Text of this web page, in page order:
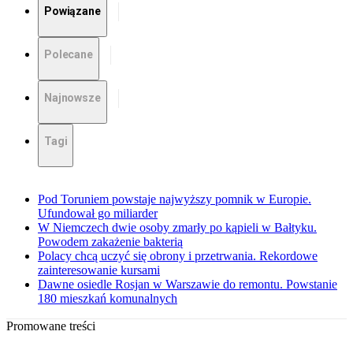
Powiązane
Polecane
Najnowsze
Tagi
Pod Toruniem powstaje najwyższy pomnik w Europie.
Ufundował go miliarder
W Niemczech dwie osoby zmarły po kąpieli w Bałtyku.
Powodem zakażenie bakterią
Polacy chcą uczyć się obrony i przetrwania. Rekordowe
zainteresowanie kursami
Dawne osiedle Rosjan w Warszawie do remontu. Powstanie
180 mieszkań komunalnych
Promowane treści